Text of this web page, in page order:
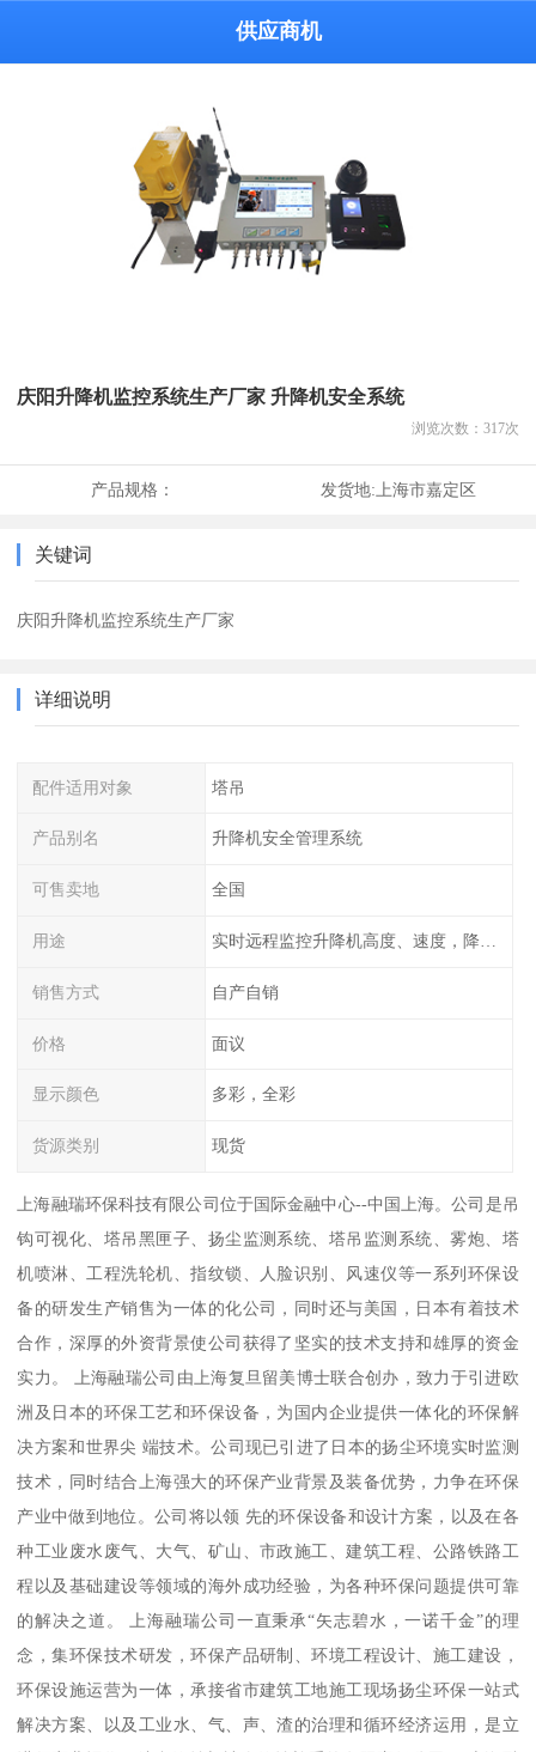
供应商机
庆阳升降机监控系统生产厂家 升降机安全系统
浏览次数： 317次
产品规格： 发货地:上海市嘉定区
关键词
庆阳升降机监控系统生产厂家
详细说明
配件适用对象 塔吊
产品别名 升降机安全管理系统
可售卖地 全国
用途
销售方式 自产自销
价格 面议
显示颜色 多彩，全彩
货源类别 现货
上海融瑞环保科技有限公司位于国际金融中心--中国上海。公司是吊
钩可视化、塔吊黑匣子、扬尘监测系统、塔吊监测系统、雾炮、塔
机喷淋、工程洗轮机、指纹锁、人脸识别、风速仪等一系列环保设
备的研发生产销售为一体的化公司，同时还与美国，日本有着技术
合作，深厚的外资背景使公司获得了坚实的技术支持和雄厚的资金
实力。 上海融瑞公司由上海复旦留美博士联合创办，致力于引进欧
洲及日本的环保工艺和环保设备，为国内企业提供一体化的环保解
决方案和世界尖 端技术。公司现已引进了日本的扬尘环境实时监测
技术，同时结合上海强大的环保产业背景及装备优势，力争在环保
产业中做到地位。公司将以领 先的环保设备和设计方案，以及在各
种工业废水废气、大气、矿山、市政施工、建筑工程、公路铁路工
程以及基础建设等领域的海外成功经验，为各种环保问题提供可靠
的解决之道。 上海融瑞公司一直秉承“矢志碧水，一诺千金”的理
念，集环保技术研发，环保产品研制、环境工程设计、施工建设，
环保设施运营为一体，承接省市建筑工地施工现场扬尘环保一站式
解决方案、以及工业水、气、声、渣的治理和循环经济运用，是立